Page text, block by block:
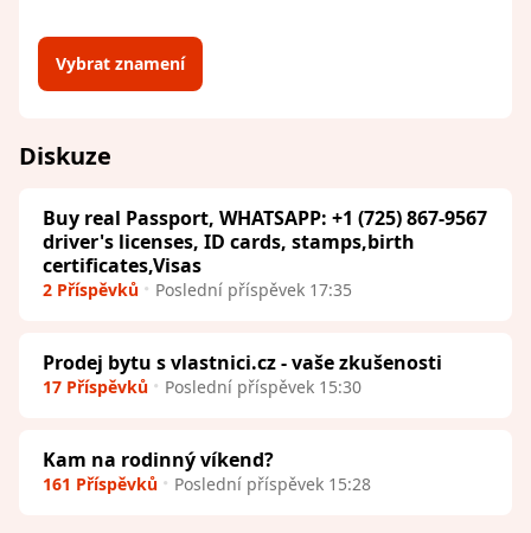
Vybrat znamení
Diskuze
Buy real Passport, WHATSAPP: +1 (725) 867-9567
driver's licenses, ID cards, stamps,birth
certificates,Visas
2 Příspěvků Poslední příspěvek 17:35
Prodej bytu s vlastnici.cz - vaše zkušenosti
17 Příspěvků Poslední příspěvek 15:30
Kam na rodinný víkend?
161 Příspěvků Poslední příspěvek 15:28